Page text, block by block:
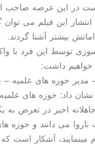
در این عرصه صاحب
انتشار این فیلم می
بیشتر آشنا گردند.
سوزی توسط این فرد با
خواهیم داشت:
مدیر حوزه های علمیه –
داد: حوزه های علمیه
اخیر در تعرض
ناروا می دانند و
مینمایند، آشكار است